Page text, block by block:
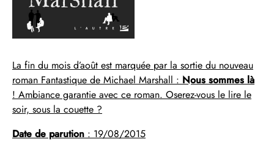
La fin du mois d’août est marquée par la sortie du nouveau
roman Fantastique de Michael Marshall : Nous sommes là
! Ambiance garantie avec ce roman. Oserez-vous le lire le
soir, sous la couette ?
Date de parution : 19/08/2015